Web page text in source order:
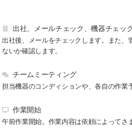
出社、メールチェック、機器チェッ
出社後、メールをチェックします。また
ないか確認します。
チームミーティング
担当機器のコンディションや、各自の作業
作業開始
午前作業開始。作業内容は依頼によってさ